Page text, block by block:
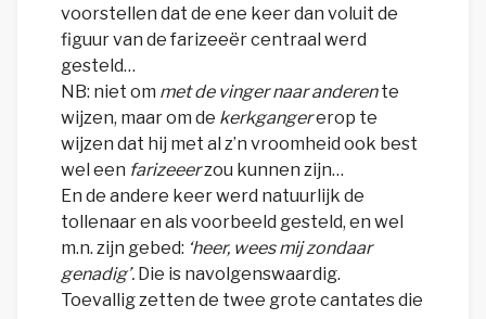
voorstellen dat de ene keer dan voluit de
figuur van de farizeeër centraal werd
gesteld…
NB: niet om met de vinger naar anderente
wijzen, maar om de kerkgangererop te
wijzen dat hij met al z’n vroomheid ook best
wel een farizeeerzou kunnen zijn…
En de andere keer werd natuurlijk de
tollenaar en als voorbeeld gesteld, en wel
m.n. zijn gebed: ‘heer, wees mij zondaar
genadig’. Die is navolgenswaardig.
Toevallig zetten de twee grote cantates die